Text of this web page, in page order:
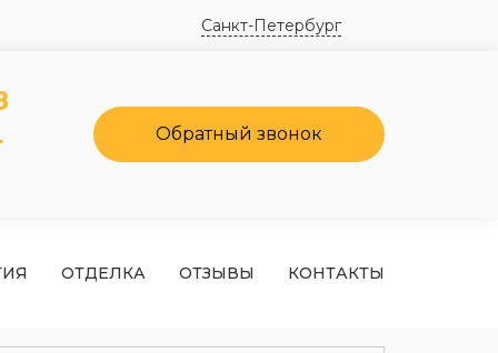
Санкт-Петербург
Обратный звонок
ОТДЕЛКА ОТЗЫВЫ КОНТАКТЫ